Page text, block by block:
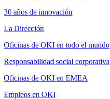
30 años de innovación
La Dirección
Oficinas de OKI en todo el mundo
Responsabilidad social corporativa
Oficinas de OKI en EMEA
Empleos en OKI